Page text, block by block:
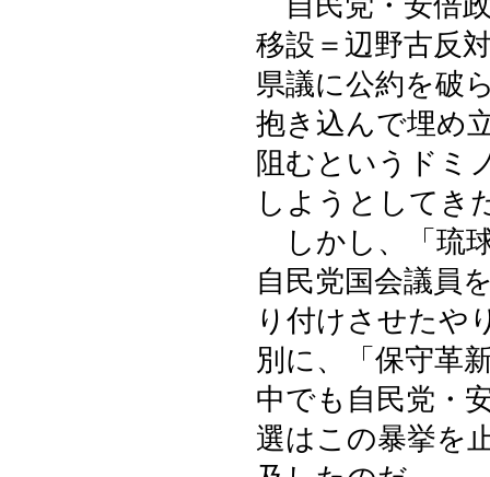
移設＝辺野古反
県議に公約を破
抱き込んで埋め
阻むというドミ
しようとしてき
しかし、「琉
自民党国会議員
り付けさせたや
別に、「保守革
中でも自民党・
選はこの暴挙を